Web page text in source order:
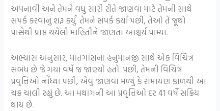
અપનાવી અને તેમને વધુ સારી રીતે જાણવા માટે તેમની સાથે
સંપર્ક કરવાનું શરૂ કર્યું. તેમને સંપર્ક કર્યા પછી, તેઓ તે જૂથો
પાસેથી પ્રાપ્ત થયેલી માહિતીને જાણતા આશ્ચર્ય પામ્યા.
અભ્યાસ અનુસાર, માતંગાસના હનુમાનજી સાથે એક વિચિત્ર
સંબંધ છે જે ગયા વર્ષે જ જાણ્યો હતો. પછી, તેમની વિચિત્ર
પ્રવૃત્તિઓ નોંધ્યા પછી, એવું જાણવા મળ્યું કે રામાયણ કાળથી આ
ચક્ર ચાલી રહ્યું છે. આ મથાંગની આ પ્રવૃત્તિઓ દર 41 વર્ષે સક્રિય
થાય છે.